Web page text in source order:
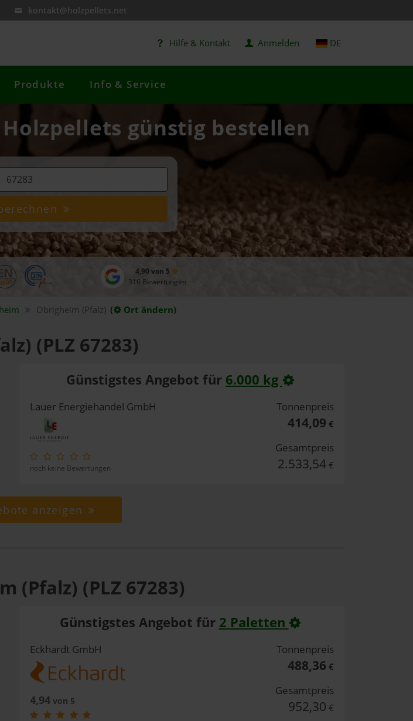
kontakt@holzpellets.net
Hilfe & Kontakt Anmelden DE
Produkte Info & Service
günstig bestellen
4,90 von 5
316 Bewertungen
Obrigheim (Pfalz) ( Ort ändern)
(PLZ 67283)
Günstigstes Angebot für 6.000 kg
Lauer Energiehandel GmbH
noch keine Bewertungen
Tonnenpreis
414,09 €
Gesamtpreis
2.533,54 €
anzeigen
(Pfalz) (PLZ 67283)
Günstigstes Angebot für 2 Paletten
Eckhardt GmbH
4,94von 5
Tonnenpreis
488,36 €
Gesamtpreis
952,30 €